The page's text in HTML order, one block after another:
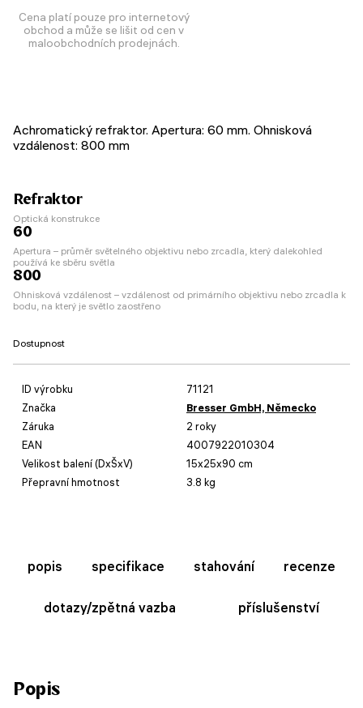
Cena platí pouze pro internetový
obchod a může se lišit od cen v
maloobchodních prodejnách.
Achromatický refraktor. Apertura: 60 mm. Ohnisková
vzdálenost: 800 mm
Refraktor
Optická konstrukce
60
Apertura – průměr světelného objektivu nebo zrcadla, který dalekohled
používá ke sběru světla
800
Ohnisková vzdálenost – vzdálenost od primárního objektivu nebo zrcadla k
bodu, na který je světlo zaostřeno
Dostupnost
ID výrobku
71121
Značka
Bresser GmbH, Německo
Záruka
2 roky
EAN
4007922010304
Velikost balení (DxŠxV)
15x25x90 cm
Přepravní hmotnost
3.8 kg
popis specifikace stahování recenze
dotazy/zpětná vazba příslušenství
Popis